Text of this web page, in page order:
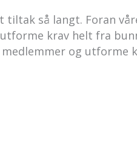
så langt. Foran
krav helt fra
og utforme